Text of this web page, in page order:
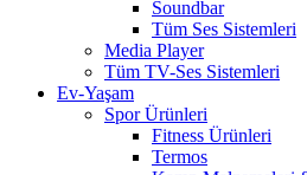
Soundbar
Tüm Ses Sistemleri
Media Player
Tüm TV-Ses Sistemleri
Ev-Yaşam
Spor Ürünleri
Fitness Ürünleri
Termos